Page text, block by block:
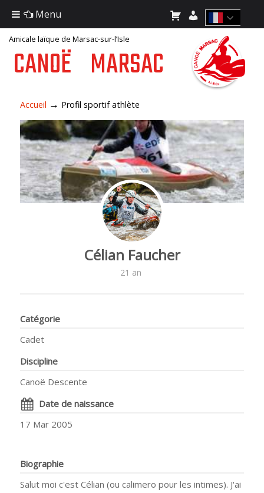
Amicale laïque de Marsac-sur-l’Isle
CANOË MARSAC
Accueil → Profil sportif athlète
Célian Faucher
21 an
Catégorie
Cadet
Discipline
Canoë Descente
Date de naissance
17 Mar 2005
Biographie
Salut moi c'est Célian (ou calimero pour les intimes). J'ai
Menu